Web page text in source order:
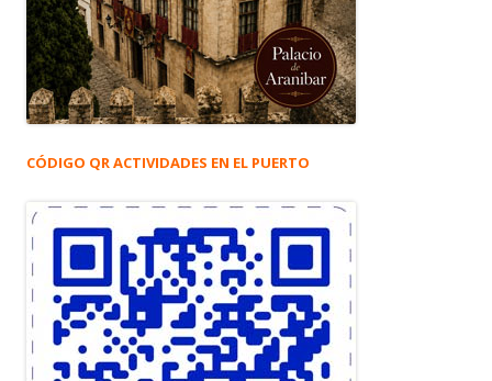
CÓDIGO QR ACTIVIDADES EN EL PUERTO